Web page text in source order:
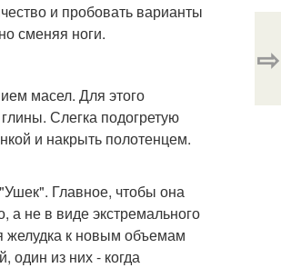
и пробовать варианты
сменяя ноги.
масел. Для этого
Слегка подогретую
и накрыть полотенцем.
Главное, чтобы она
а не в виде экстремального
желудка к новым объемам
один из них - когда
⇨